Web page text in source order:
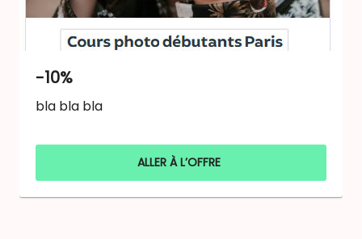
-10%
bla bla bla
ALLER À L’OFFRE